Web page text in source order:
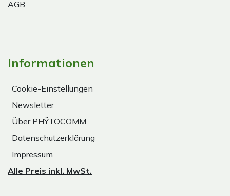
AGB
Informationen
Cookie-Einstellungen
Newsletter
Über PHŸTOCOMM.
Datenschutzerklärung
Impressum
Alle Preis inkl. MwSt.